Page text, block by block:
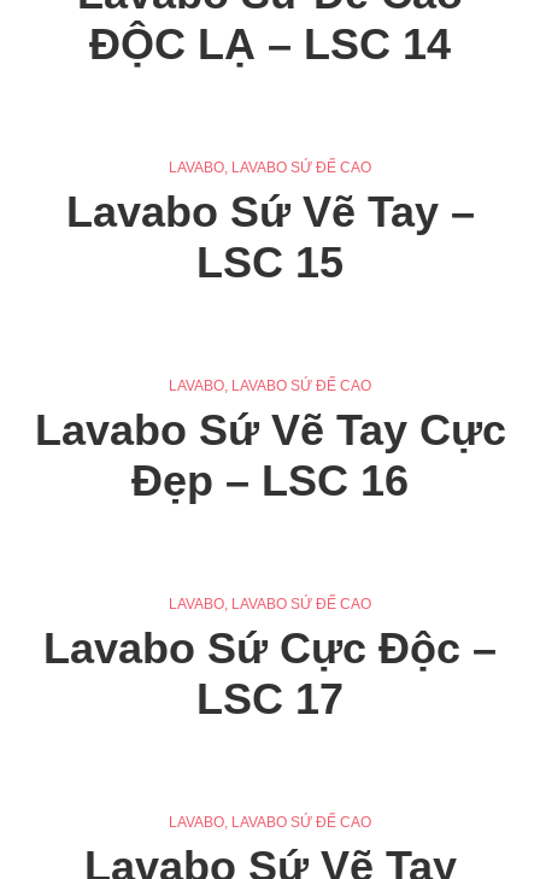
ĐỘC LẠ – LSC 14
LAVABO LAVABO SỨ ĐẾ CAO
Lavabo Sứ Vẽ Tay –
LSC 15
LAVABO LAVABO SỨ ĐẾ CAO
Lavabo Sứ Vẽ Tay Cực
Đẹp – LSC 16
LAVABO LAVABO SỨ ĐẾ CAO
Lavabo Sứ Cực Độc –
LSC 17
LAVABO LAVABO SỨ ĐẾ CAO
Lavabo Sứ Vẽ Tay